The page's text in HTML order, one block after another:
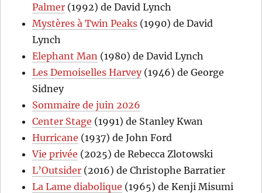
Palmer (1992) de David Lynch
Mystères à Twin Peaks (1990) de David
Lynch
Elephant Man (1980) de David Lynch
Les Demoiselles Harvey(1946) de George
Sidney
Sommaire de juin 2026
Center Stage (1991) de Stanley Kwan
Hurricane (1937) de John Ford
Vie privée (2025) de Rebecca Zlotowski
L’Outsider (2016) de Christophe Barratier
La Lame diabolique (1965) de Kenji Misumi